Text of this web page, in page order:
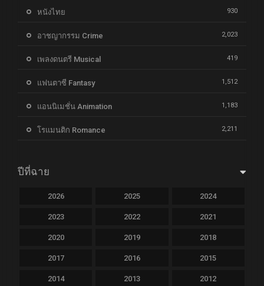
หนังไทย 930
อาชญากรรม Crime 2,023
เพลงดนตรี Musical 419
แฟนตาซี Fantasy 1,512
แอนนิเมชั่น Animation 1,183
โรแมนติก Romance 2,211
ปีที่ฉาย
2026 2025 2024
2023 2022 2021
2020 2019 2018
2017 2016 2015
2014 2013 2012